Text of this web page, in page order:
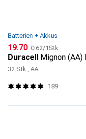
Batterien + Akkus
CHF
19.70 CHF
0.62/1Stk.
Duracell Mignon
32 Stk., AA
189